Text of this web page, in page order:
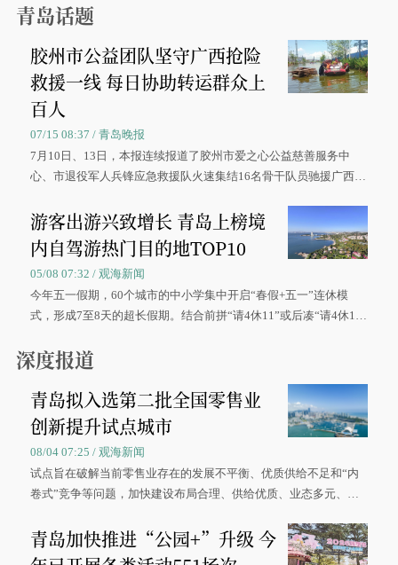
青岛话题
胶州市公益团队坚守广西抢险
救援一线 每日协助转运群众上
百人
07/15 08:37 / 青岛晚报
7月10日、13日，本报连续报道了胶州市爱之心公益慈善服务中
心、市退役军人兵锋应急救援队火速集结16名骨干队员驰援广西灾
游客出游兴致增长 青岛上榜境
内自驾游热门目的地TOP10
05/08 07:32 / 观海新闻
今年五一假期，60个城市的中小学集中开启“春假+五一”连休模
式，形成7至8天的超长假期。结合前拼“请4休11”或后凑“请4休1
深度报道
青岛拟入选第二批全国零售业
创新提升试点城市
08/04 07:25 / 观海新闻
试点旨在破解当前零售业存在的发展不平衡、优质供给不足和“内
卷式”竞争等问题，加快建设布局合理、供给优质、业态多元、智
青岛加快推进“公园+”升级 今